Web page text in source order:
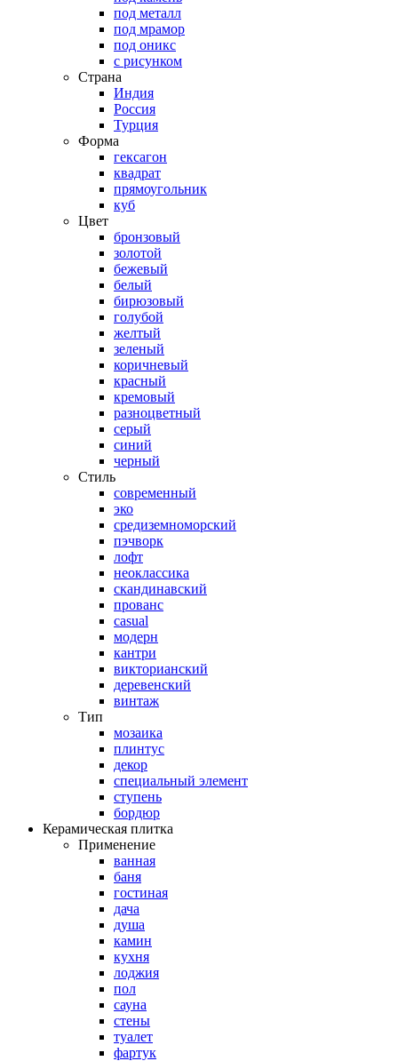
под металл
под мрамор
под оникс
с рисунком
Страна
Индия
Россия
Турция
Форма
гексагон
квадрат
прямоугольник
куб
Цвет
бронзовый
золотой
бежевый
белый
бирюзовый
голубой
желтый
зеленый
коричневый
красный
кремовый
разноцветный
серый
синий
черный
Стиль
современный
эко
средиземноморский
пэчворк
лофт
неоклассика
скандинавский
прованс
casual
модерн
кантри
викторианский
деревенский
винтаж
Тип
мозаика
плинтус
декор
специальный элемент
ступень
бордюр
Керамическая плитка
Применение
ванная
баня
гостиная
дача
душа
камин
кухня
лоджия
пол
сауна
стены
туалет
фартук